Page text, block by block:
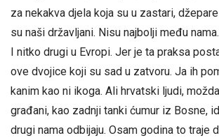
za nekakva djela koja su u zastari,
su naši državljani. Nisu najbolji među
I nitko drugi u Evropi. Jer je ta praksa
ove dvojice koji su sad u zatvoru. Ja ih
kanim kao ni ikoga. Ali hrvatski ljudi,
građani, kao zadnji tanki ćumur iz Bosne,
drugi nama odbijaju. Osam godina to traje